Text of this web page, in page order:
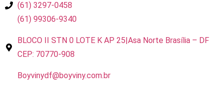
(61) 3297-0458
(61) 99306-9340
BLOCO II STN 0 LOTE K AP 25|Asa Norte Brasília – DF
CEP: 70770-908
Boyvinydf@boyviny.com.br